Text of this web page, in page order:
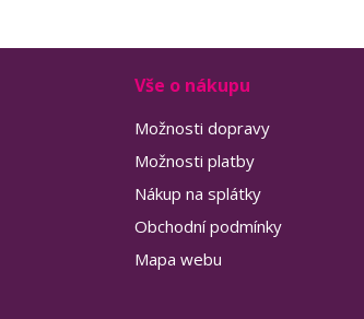
Vše o nákupu
Možnosti dopravy
Možnosti platby
Nákup na splátky
Obchodní podmínky
Mapa webu